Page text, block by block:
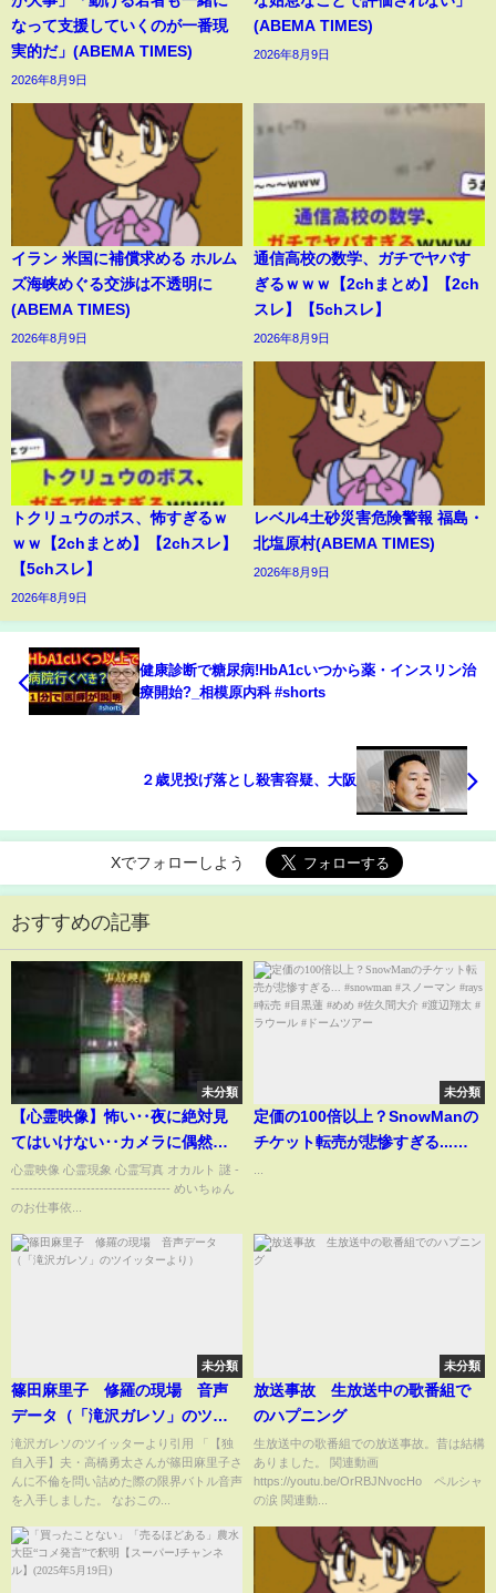
なって支援していくのが一番現
実的だ」(ABEMA TIMES)
2026年8月9日
(ABEMA TIMES)
2026年8月9日
イラン 米国に補償求める ホルム
ズ海峡めぐる交渉は不透明に
(ABEMA TIMES)
2026年8月9日
通信高校の数学、ガチでヤバす
ぎるｗｗｗ【2chまとめ】【2ch
スレ】【5chスレ】
2026年8月9日
トクリュウのボス、怖すぎるｗ
ｗｗ【2chまとめ】【2chスレ】
【5chスレ】
2026年8月9日
レベル4土砂災害危険警報 福島・
北塩原村(ABEMA TIMES)
2026年8月9日
健康診断で糖尿病!HbA1cいつから薬・インスリン治
療開始?_相模原内科 #shorts
２歳児投げ落とし殺害容疑、大阪
Xでフォローしよう
おすすめの記事
未分類
【心霊映像】怖い‥夜に絶対見
てはいけない‥カメラに偶然映
った‥ 心霊現象 #shorts
#tiktok #viralvideos #怖い話
心霊映像 心霊現象 心霊写真 オカルト 謎 -
------------------------------------ めいちゅん
のお仕事依...
未分類
定価の100倍以上？SnowManの
チケット転売が悲惨すぎる...
アー
未分類
篠田麻里子 修羅の現場 音声
データ（「滝沢ガレソ」のツイ
ッターより）
滝沢ガレソのツイッターより引用 「【独
自入手】夫・高橋勇太さんが篠田麻里子さ
んに不倫を問い詰めた際の限界バトル音声
を入手しました。 なおこの...
未分類
放送事故 生放送中の歌番組で
のハプニング
生放送中の歌番組での放送事故。昔は結構
ありました。 関連動画
https://youtu.be/OrRBJNvocHo ペルシャ
の涙 関連動...